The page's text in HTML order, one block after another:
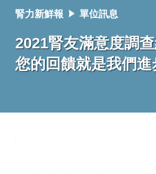
腎力新鮮報 單位訊息
2021腎友滿意度調
您的回饋就是我們